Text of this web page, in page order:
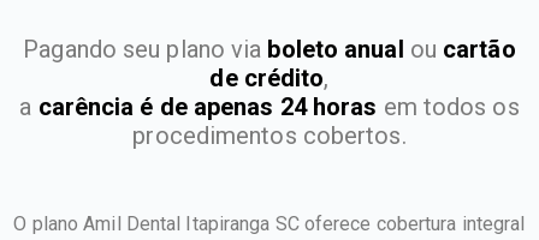
Pagando seu plano via boleto anual ou cartão
de crédito,
a carência é de apenas 24 horas em todos os
procedimentos cobertos.
O plano Amil Dental Itapiranga SC oferece cobertura integral